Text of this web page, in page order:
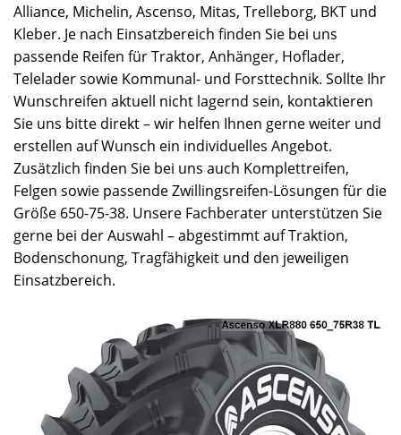
Alliance, Michelin, Ascenso, Mitas, Trelleborg, BKT und
Kleber. Je nach Einsatzbereich finden Sie bei uns
passende Reifen für Traktor, Anhänger, Hoflader,
Telelader sowie Kommunal- und Forsttechnik. Sollte Ihr
Wunschreifen aktuell nicht lagernd sein, kontaktieren
Sie uns bitte direkt – wir helfen Ihnen gerne weiter und
erstellen auf Wunsch ein individuelles Angebot.
Zusätzlich finden Sie bei uns auch Komplettreifen,
Felgen sowie passende Zwillingsreifen-Lösungen für die
Größe 650-75-38. Unsere Fachberater unterstützen Sie
gerne bei der Auswahl – abgestimmt auf Traktion,
Bodenschonung, Tragfähigkeit und den jeweiligen
Einsatzbereich.